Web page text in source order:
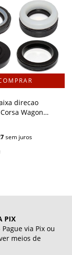
direcao
Wagon
sem juros
PIX
via Pix ou
meios de